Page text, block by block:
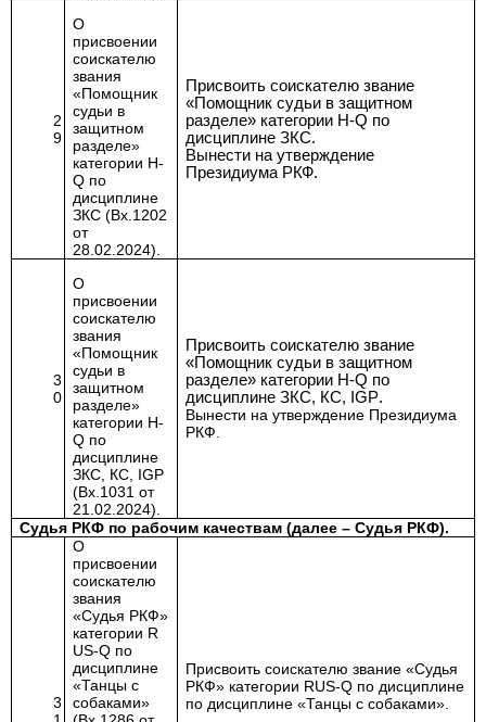
2
9
О
присвоении
соискателю
звания
«Помощник
судьи в
защитном
разделе»
категории Н-
Q по
дисциплине
ЗКС (Вх.1202
от
28.02.2024).
Присвоить соискателю звание
«Помощник судьи в защитном
разделе» категории Н-Q по
дисциплине ЗКС.
Вынести на утверждение
Президиума РКФ.
3
0
О
присвоении
соискателю
звания
«Помощник
судьи в
защитном
разделе»
категории Н-
Q по
дисциплине
ЗКС, КС, IGP
(Вх.1031 от
21.02.2024).
Присвоить соискателю звание
«Помощник судьи в защитном
разделе» категории Н-Q по
дисциплине ЗКС, КС, IGP.
Вынести на утверждение Президиума
РКФ.
Судья РКФ по рабочим качествам (далее – Судья РКФ).
3
О
присвоении
соискателю
звания
«Судья РКФ»
категории R
US-Q по
дисциплине
«Танцы с
собаками»
Присвоить соискателю звание «Судья
РКФ» категории RUS-Q по дисциплине
по дисциплине «Танцы с собаками».